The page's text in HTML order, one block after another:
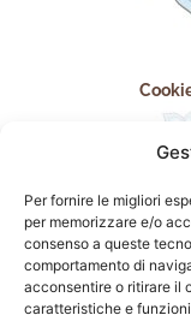
Per fornire le migliori
per memorizzare e/o
consenso a queste
comportamento di
acconsentire o ritirare il
caratteristiche e